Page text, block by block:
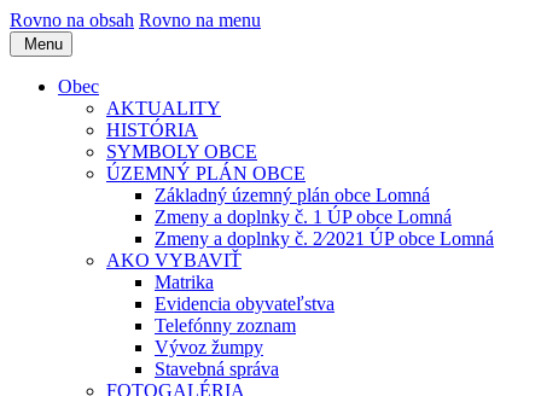
Rovno na obsah Rovno na menu
Menu
Obec
AKTUALITY
HISTÓRIA
SYMBOLY OBCE
ÚZEMNÝ PLÁN OBCE
Základný územný plán obce Lomná
Zmeny a doplnky č. 1 ÚP obce Lomná
Zmeny a doplnky č. 2⁄2021 ÚP obce Lomná
AKO VYBAVIŤ
Matrika
Evidencia obyvateľstva
Telefónny zoznam
Vývoz žumpy
Stavebná správa
FOTOGALÉRIA